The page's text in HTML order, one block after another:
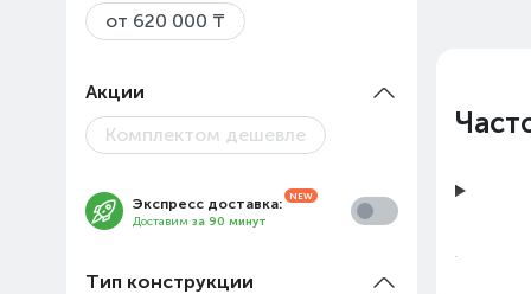
от 620 000 ₸
Акции
Комплектом дешевле
Экспресс доставка:
Доставим за 90 минут
Тип конструкции